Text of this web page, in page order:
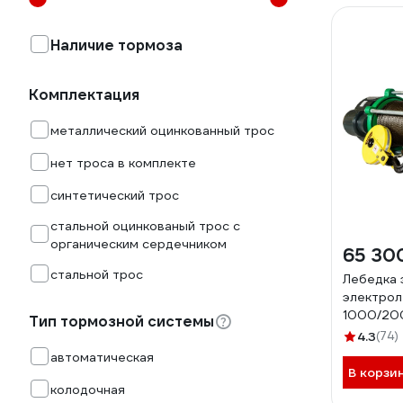
Наличие тормоза
Комплектация
металлический оцинкованный трос
нет троса в комплекте
синтетический трос
стальной оцинкованый трос с
органическим сердечником
стальной трос
Тип тормозной системы
автоматическая
колодочная
65
Лебедка
1000/
U=380v,
4.3(74)
В